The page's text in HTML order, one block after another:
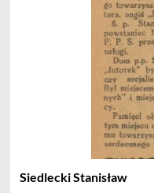
Siedlecki Stanisław